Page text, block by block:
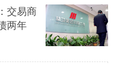
交易商
两年